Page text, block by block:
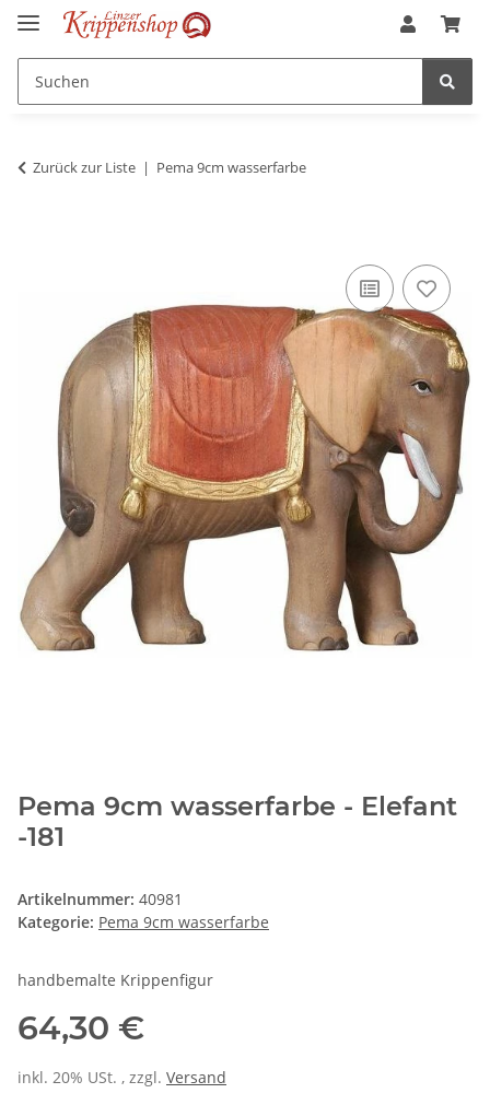
Zurück zur Liste Pema 9cm wasserfarbe
Pema 9cm wasserfarbe - Elefant
-181
Artikelnummer: 40981
Kategorie: Pema 9cm wasserfarbe
handbemalte Krippenfigur
64,30 €
inkl. 20% USt. , zzgl. Versand